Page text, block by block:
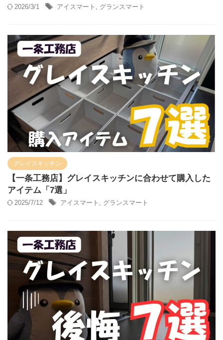
2026/3/1 アイスマート グランスマート
グレイスキッチン
【一条工務店】グレイスキッチンに合わせて購入した
アイテム「7選」
2025/7/12 アイスマート グランスマート